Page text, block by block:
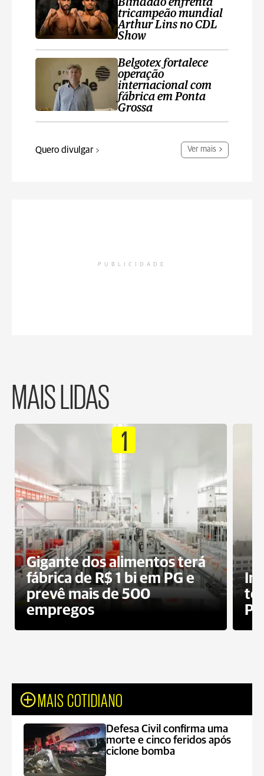
Blindado enfrenta
tricampeão mundial
Arthur Lins no CDL
Show
Belgotex fortalece
operação
internacional com
fábrica em Ponta
Grossa
Quero divulgar Ver mais
PUBLICIDADE
MAIS LIDAS
1
Gigante dos alimentos terá
fábrica de R$ 1 bi em PG e
prevê mais de 500
empregos
MAIS COTIDIANO
Defesa Civil confirma uma
morte e cinco feridos após
ciclone bomba